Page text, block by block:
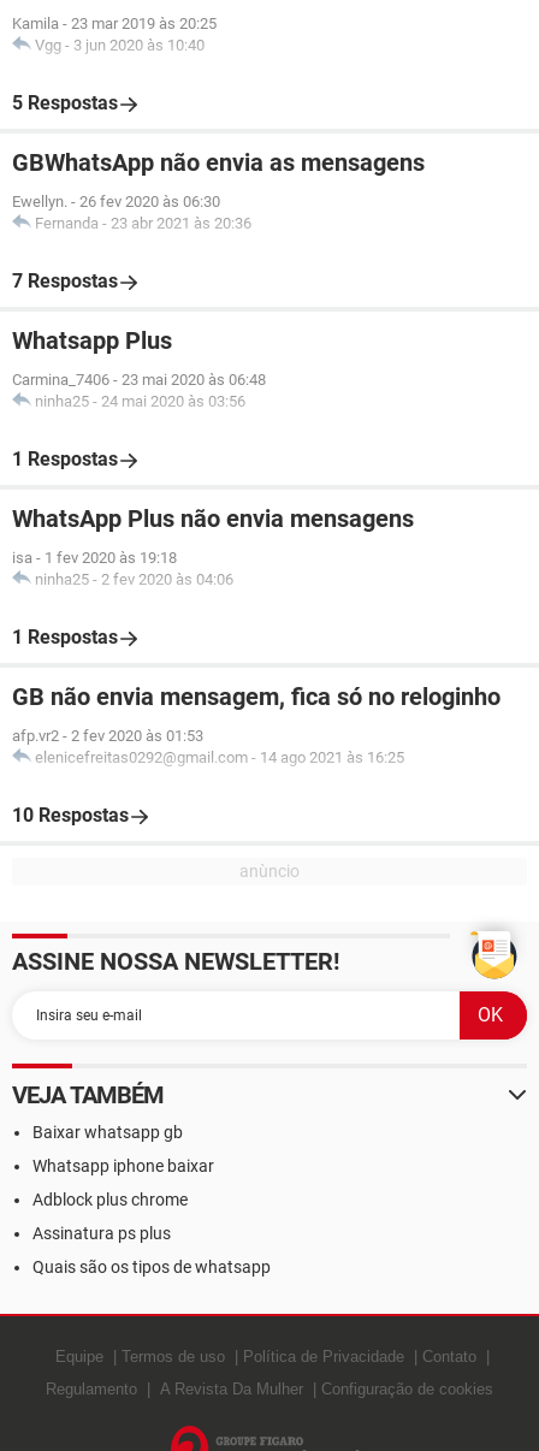
Kamila - 23 mar 2019 às 20:25
Vgg - 3 jun 2020 às 10:40
5 Respostas
GBWhatsApp não envia as mensagens
Ewellyn. - 26 fev 2020 às 06:30
Fernanda - 23 abr 2021 às 20:36
7 Respostas
Whatsapp Plus
Carmina_7406 - 23 mai 2020 às 06:48
ninha25 - 24 mai 2020 às 03:56
1 Respostas
WhatsApp Plus não envia mensagens
isa - 1 fev 2020 às 19:18
ninha25 - 2 fev 2020 às 04:06
1 Respostas
GB não envia mensagem, fica só no reloginho
afp.vr2 - 2 fev 2020 às 01:53
elenicefreitas0292@gmail.com - 14 ago 2021 às 16:25
10 Respostas
ASSINE NOSSA NEWSLETTER!
VEJA TAMBÉM
Baixar whatsapp gb
Whatsapp iphone baixar
Adblock plus chrome
Assinatura ps plus
Quais são os tipos de whatsapp
Equipe Termos de uso Política de Privacidade
Contato
Regulamento
A Revista Da Mulher Configuração de cookies